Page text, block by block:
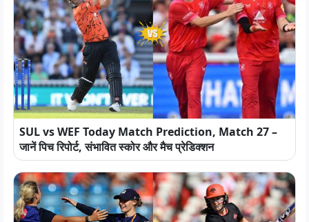
SUL vs WEF Today Match Prediction, Match 27 –
जानें पिच रिपोर्ट, संभावित स्कोर और मैच प्रेडिक्शन